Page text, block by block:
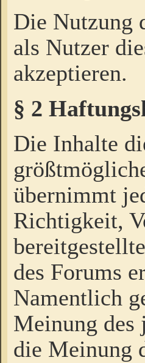
Die Nutzung
als Nutzer
akzeptieren.
§ 2
Die Inhalte
übernimmt
Richtigkeit,
des Forums
Namentlich
Meinung
die Meinung